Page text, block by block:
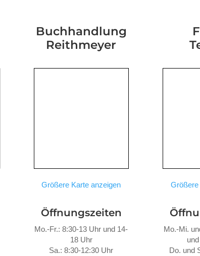
Buchhandlung
Reithmeyer
Größere Karte anzeigen
Öffnungszeiten
Mo.-Fr.: 8:30-13 Uhr und 14-
18 Uhr
Sa.: 8:30-12:30 Uhr
Größere
Mo.-Mi.
Do. und